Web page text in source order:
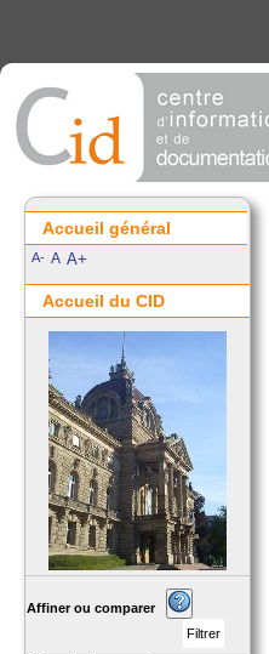
Accueil général
A- A A+
Accueil du CID
Affiner ou comparer